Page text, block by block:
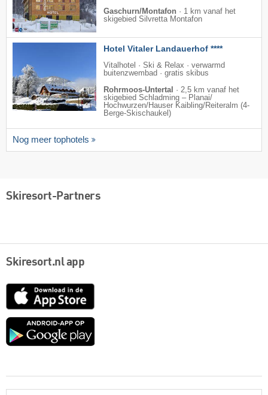
Gaschurn/Montafon · 1 km vanaf het
skigebied Silvretta Montafon
Hotel Vitaler Landauerhof ****
Vitalhotel · Ski & Relax · verwarmd
buitenzwembad · gratis skibus
Rohrmoos-Untertal · 2,5 km vanaf het
skigebied Schladming – Planai/​
Hochwurzen/​Hauser Kaibling/​Reiteralm (4-
Berge-Skischaukel)
Nog meer tophotels
Skiresort-Partners
Skiresort.nl app
App
Google